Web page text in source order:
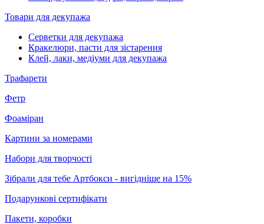
Товари для декупажа
Серветки для декупажа
Кракелюри, пасти для зістарення
Клей, лаки, медіуми для декупажа
Трафарети
Фетр
Фоаміран
Картини за номерами
Набори для творчості
Зібрали для тебе Артбокси - вигідніше на 15%
Подарункові сертифікати
Пакети, коробки